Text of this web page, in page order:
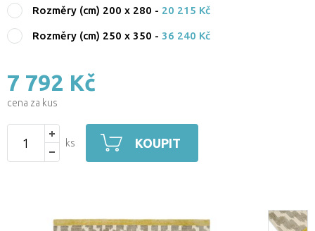
Rozměry (cm) 200 x 280 - 20 215 Kč
Rozměry (cm) 250 x 350 - 36 240 Kč
7 792 Kč
cena za kus
ks KOUPIT